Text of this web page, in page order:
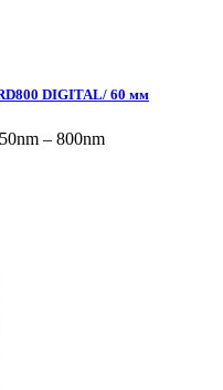
DIGITAL/ 60 мм
– 800nm